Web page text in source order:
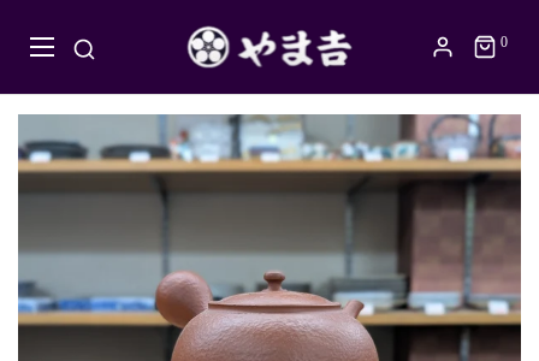
0
顶部 tokoname -yaki mutsuru红泥茶壶